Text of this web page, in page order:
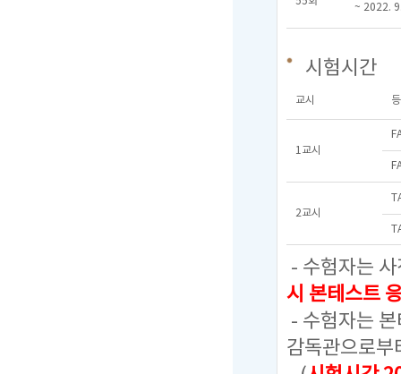
~ 2022.
시험시간
교시
1교시
2교시
- 수험자는
시 본테스트
- 수험자는
감독관으로